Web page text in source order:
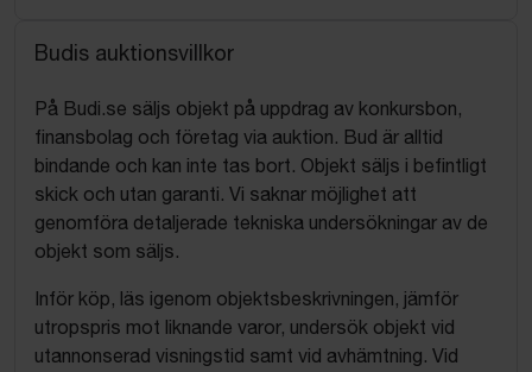
Budis auktionsvillkor
På Budi.se säljs objekt på uppdrag av konkursbon,
finansbolag och företag via auktion. Bud är alltid
bindande och kan inte tas bort. Objekt säljs i befintligt
skick och utan garanti. Vi saknar möjlighet att
genomföra detaljerade tekniska undersökningar av de
objekt som säljs.
Inför köp, läs igenom objektsbeskrivningen, jämför
utropspris mot liknande varor, undersök objekt vid
utannonserad visningstid samt vid avhämtning. Vid